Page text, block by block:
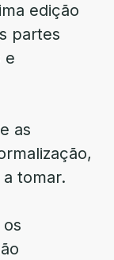
edição
partes
e
as
tomar.